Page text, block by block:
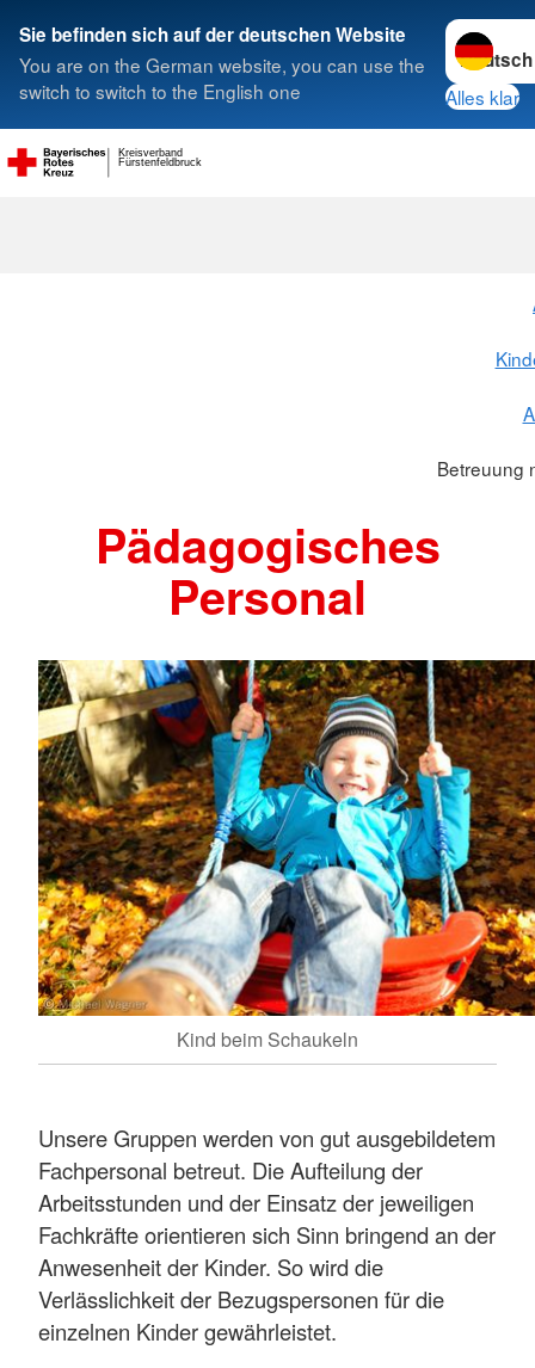
Sie befinden sich auf der deutschen Website
You are on the German website, you can use the
switch to switch to the English one
Sprache
Alles klar
Fürstenfeldbruck
Kreisverband
Suche
Betreuung
Pädagogisches
Personal
Kind beim Schaukeln
Unsere Gruppen werden von gut ausgebildetem
Fachpersonal betreut. Die Aufteilung der
Arbeitsstunden und der Einsatz der jeweiligen
Fachkräfte orientieren sich Sinn bringend an der
Anwesenheit der Kinder. So wird die
Verlässlichkeit der Bezugspersonen für die
einzelnen Kinder gewährleistet.